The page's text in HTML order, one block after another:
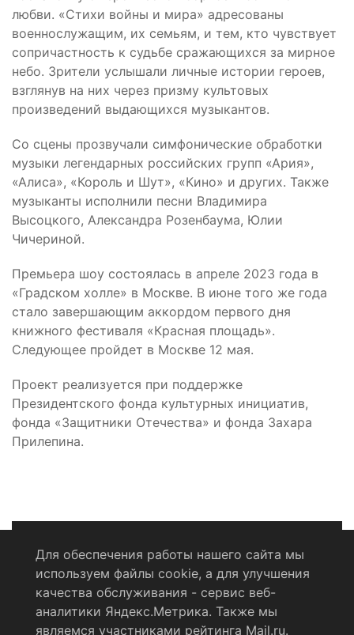
любви. «Стихи войны и мира» адресованы
военнослужащим, их семьям, и тем, кто чувствует
сопричастность к судьбе сражающихся за мирное
небо. Зрители услышали личные истории героев,
взглянув на них через призму культовых
произведений выдающихся музыкантов.
Со сцены прозвучали симфонические обработки
музыки легендарных российских групп «Ария»,
«Алиса», «Король и Шут», «Кино» и других. Также
музыканты исполнили песни Владимира
Высоцкого, Александра Розенбаума, Юлии
Чичериной.
Премьера шоу состоялась в апреле 2023 года в
«Градском холле» в Москве. В июне того же года
стало завершающим аккордом первого дня
книжного фестиваля «Красная площадь».
Следующее пройдет в Москве 12 мая.
Проект реализуется при поддержке
Президентского фонда культурных инициатив,
фонда «Защитники Отечества» и фонда Захара
Прилепина.
Политика конфиденциальности
Согласие на обработку персональных данных
Для обеспечения работы нашего сайта мы
используем файлы cookie, а для улучшения
качества обслуживания - сервис веб-
аналитики Яндекс.Метрика. Также мы
являемся участниками рейтинга Mail.ru.